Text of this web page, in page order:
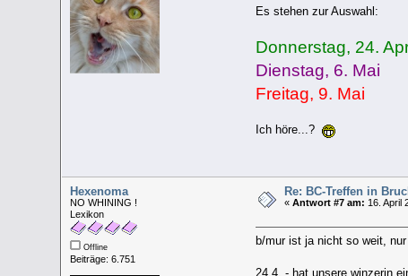
Es stehen zur Auswahl:
Donnerstag, 24.
Dienstag, 6. Mai
Freitag, 9. Mai
Ich höre...?
Hexenoma
NO WHINING !
Lexikon
Offline
Beiträge: 6.751
Re: BC-Treffen in
«Antwort #7 am: 16. April
b/mur ist ja nicht so weit,
24.4. - hat unsere winzerin